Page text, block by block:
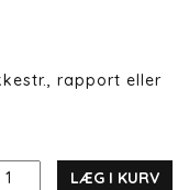
rapport eller
LÆG I KURV